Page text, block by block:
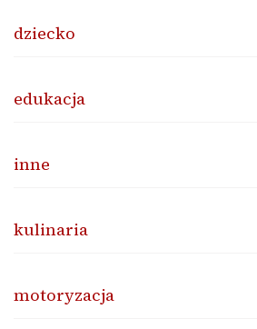
dziecko
edukacja
inne
kulinaria
motoryzacja